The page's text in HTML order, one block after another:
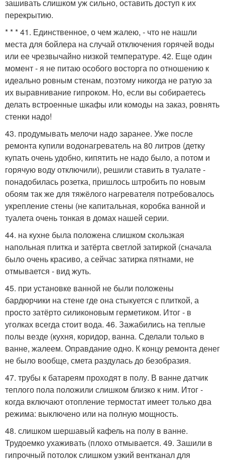
зашивать слишком уж сильно, оставить доступ к их
перекрытию.
* * * 41. Единственное, о чем жалею, - что не нашли
места для бойлера на случай отключения горячей воды
или ее чрезвычайно низкой температуре. 42. Еще один
момент - я не питаю особого восторга по отношению к
идеально ровным стенам, поэтому никогда не ратую за
их выравнивание гипроком. Но, если вы собираетесь
делать встроенные шкафы или комоды на заказ, ровнять
стенки надо!
43. продумывать мелочи надо заранее. Уже после
ремонта купили водонагреватель на 80 литров (детку
купать очень удобно, кипятить не надо было, а потом и
горячую воду отключили), решили ставить в туалате -
понадобилась розетка, пришлось штробить по новым
обоям так же для тяжёлого нагревателя потребовалось
укрепление стены (не капитальная, коробка ванной и
туалета очень тонкая в домах нашей серии.
44. на кухне была положена слишком скользкая
напольная плитка и затёрта светлой затиркой (сначала
было очень красиво, а сейчас затирка пятнами, не
отмывается - вид жуть.
45. при установке ванной не были положены
бардюрчики на стене где она стыкуется с плиткой, а
просто затёрто силиконовым герметиком. Итог - в
уголках всегда стоит вода. 46. Зажабились на теплые
полы везде (кухня, коридор, ванна. Сделали только в
ванне, жалеем. Оправдание одно. К концу ремонта денег
не было вообще, смета раздулась до безобразия.
47. трубы к батареям проходят в полу. В ванне датчик
теплого пола положили слишком близко к ним. Итог -
когда включают отопление термостат имеет только два
режима: выключено или на полную мощность.
48. слишком шершавый кафель на полу в ванне.
Трудоемко ухаживать (плохо отмывается. 49. Зашили в
гипрочный потолок слишком узкий вентканал для